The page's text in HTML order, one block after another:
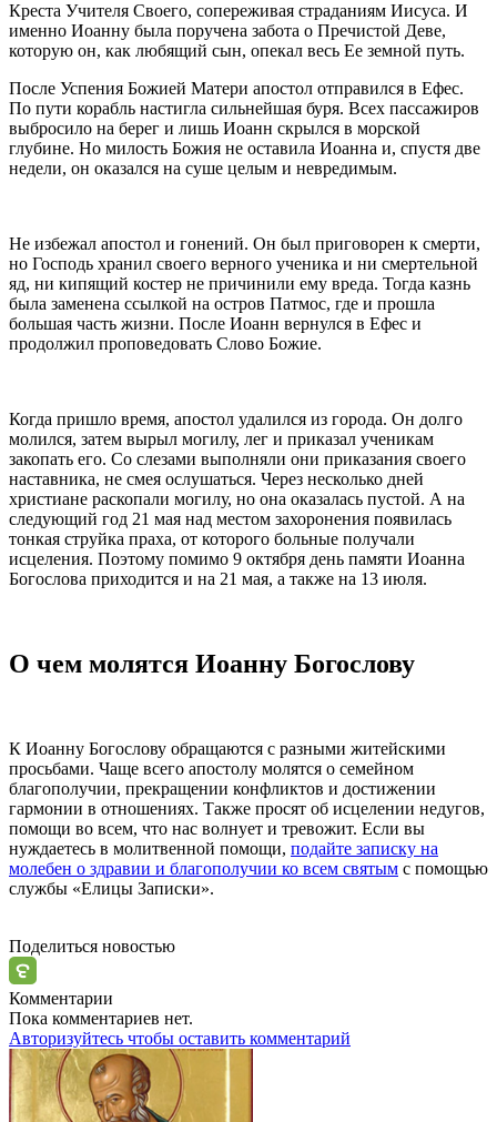
Креста Учителя Своего, сопереживая страданиям Иисуса. И
именно Иоанну была поручена забота о Пречистой Деве,
которую он, как любящий сын, опекал весь Ее земной путь.
После Успения Божией Матери апостол отправился в Ефес.
По пути корабль настигла сильнейшая буря. Всех пассажиров
выбросило на берег и лишь Иоанн скрылся в морской
глубине. Но милость Божия не оставила Иоанна и, спустя две
недели, он оказался на суше целым и невредимым.
Не избежал апостол и гонений. Он был приговорен к смерти,
но Господь хранил своего верного ученика и ни смертельной
яд, ни кипящий костер не причинили ему вреда. Тогда казнь
была заменена ссылкой на остров Патмос, где и прошла
большая часть жизни. После Иоанн вернулся в Ефес и
продолжил проповедовать Слово Божие.
Когда пришло время, апостол удалился из города. Он долго
молился, затем вырыл могилу, лег и приказал ученикам
закопать его. Со слезами выполняли они приказания своего
наставника, не смея ослушаться. Через несколько дней
христиане раскопали могилу, но она оказалась пустой. А на
следующий год 21 мая над местом захоронения появилась
тонкая струйка праха, от которого больные получали
исцеления. Поэтому помимо 9 октября день памяти Иоанна
Богослова приходится и на 21 мая, а также на 13 июля.
О чем молятся Иоанну Богослову
К Иоанну Богослову обращаются с разными житейскими
просьбами. Чаще всего апостолу молятся о семейном
благополучии, прекращении конфликтов и достижении
гармонии в отношениях. Также просят об исцелении недугов,
помощи во всем, что нас волнует и тревожит. Если вы
нуждаетесь в молитвенной помощи, подайте записку на
молебен о здравии и благополучии ко всем святым с помощью
службы «Елицы Записки».
Поделиться новостью
Комментарии
Пока комментариев нет.
Авторизуйтесь чтобы оставить комментарий